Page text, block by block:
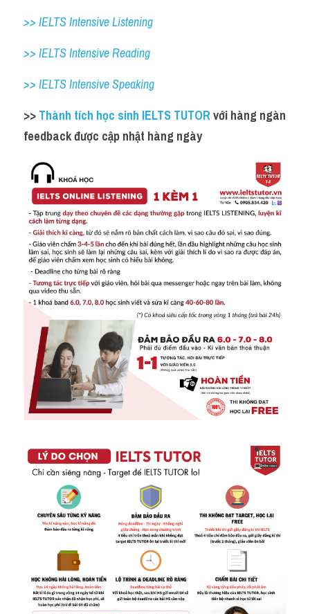
>> IELTS Intensive Listening
>> IELTS Intensive Reading
>> IELTS Intensive Speaking
>> Thành tích học sinh IELTS TUTOR với hàng ngàn
feedback được cập nhật hàng ngày